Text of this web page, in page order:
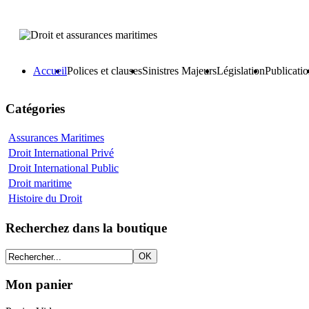
AccueilPolices et clausesSinistres MajeursLégislation
Catégories
Assurances Maritimes
Droit International Privé
Droit International Public
Droit maritime
Histoire du Droit
Recherchez dans la boutique
Mon panier